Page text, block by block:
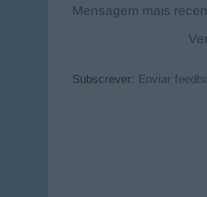
Mensagem mais
Subscrever: Enviar